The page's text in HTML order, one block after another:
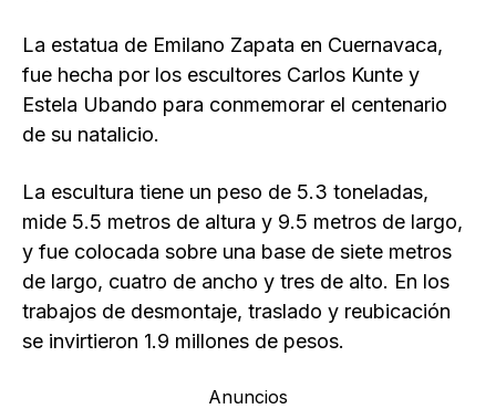
La estatua de Emilano Zapata en Cuernavaca,
fue hecha por los escultores Carlos Kunte y
Estela Ubando para conmemorar el centenario
de su natalicio.
La escultura tiene un peso de 5.3 toneladas,
mide 5.5 metros de altura y 9.5 metros de largo,
y fue colocada sobre una base de siete metros
de largo, cuatro de ancho y tres de alto. En los
trabajos de desmontaje, traslado y reubicación
se invirtieron 1.9 millones de pesos.
Anuncios